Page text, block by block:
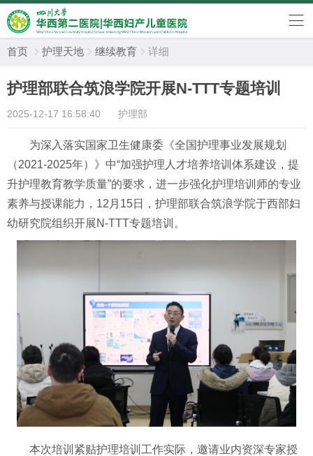
首页  护理天地  继续教育  详细
护理部联合筑浪学院开展N-TTT专题培训
2025-12-17 16:58:40 护理部
为深入落实国家卫生健康委《全国护理事业发展规划
（2021-2025年）》中“加强护理人才培养培训体系建设，提
升护理教育教学质量”的要求，进一步强化护理培训师的专业
素养与授课能力，12月15日，护理部联合筑浪学院于西部妇
幼研究院组织开展N-TTT专题培训。
本次培训紧贴护理培训工作实际，邀请业内资深专家授